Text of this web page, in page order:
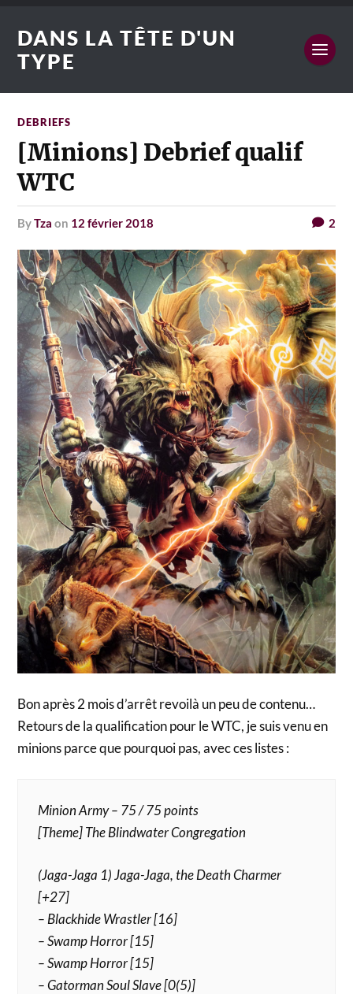
DANS LA TÊTE D'UN
TYPE
DEBRIEFS
[Minions] Debrief qualif
WTC
byTza on 12 février 2018 2
Bon après 2 mois d’arrêt revoilà un peu de contenu…
Retours de la qualification pour le WTC, je suis venu en
minions parce que pourquoi pas, avec ces listes :
Minion Army – 75 / 75 points
[Theme] The Blindwater Congregation
(Jaga-Jaga 1) Jaga-Jaga, the Death Charmer
[+27]
– Blackhide Wrastler [16]
– Swamp Horror [15]
– Swamp Horror [15]
– Gatorman Soul Slave [0(5)]